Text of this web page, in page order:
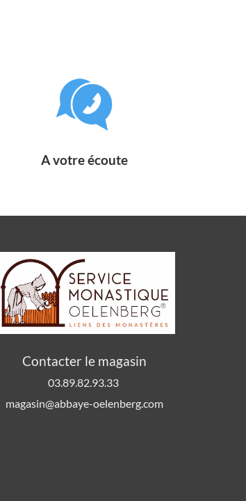
A votre écoute
Contacter le magasin
03.89.82.93.33
magasin@abbaye-oelenberg.com